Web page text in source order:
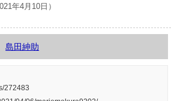
年4月10日）
島田紳助
272483